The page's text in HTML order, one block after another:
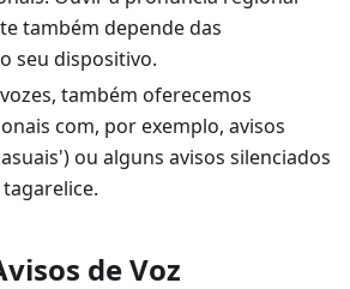
também depende das
seu dispositivo.
também oferecemos
com, por exemplo, avisos
ou alguns avisos silenciados
de Voz